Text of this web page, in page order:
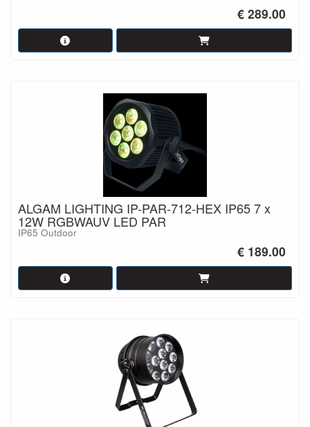
€ 289.00
ALGAM LIGHTING IP-PAR-712-HEX IP65 7 x
12W RGBWAUV LED PAR
IP65 Outdoor
€ 189.00